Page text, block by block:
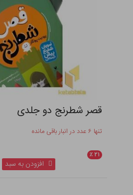
قصر شطرنج دو جلدی
تنها ۶ عدد در انبار باقی مانده
۲۱ ٪
افزودن به سبد